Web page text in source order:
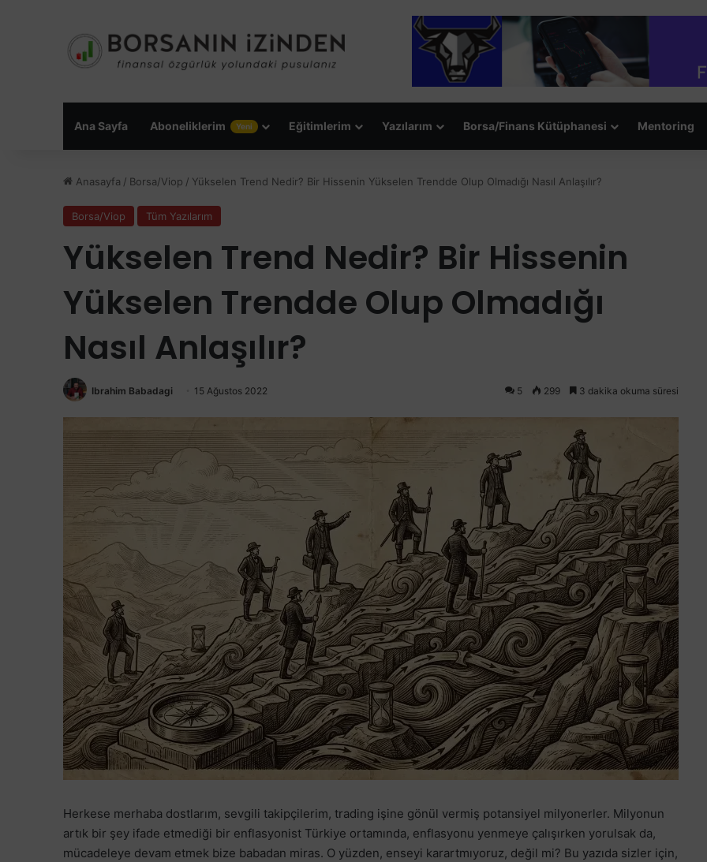
Ana Sayfa Aboneliklerim Yeni Eğitimlerim Yazılarım Borsa/Finans Kütüphanesi Mentoring
Anasayfa / Borsa/Viop / Yükselen Trend Nedir? Bir Hissenin Yükselen Trendde Olup Olmadığı Nasıl Anlaşılır?
Borsa/Viop Tüm Yazılarım
Yükselen Trend Nedir? Bir Hissenin
Yükselen Trendde Olup Olmadığı
Nasıl Anlaşılır?
Ibrahim Babadagi 15 Ağustos 2022 5 299 3 dakika okuma süresi
Herkese merhaba dostlarım, sevgili takipçilerim, trading işine gönül vermiş potansiyel milyonerler. Milyonun
artık bir şey ifade etmediği bir enflasyonist Türkiye ortamında, enflasyonu yenmeye çalışırken yorulsak da,
mücadeleye devam etmek bize babadan miras. O yüzden, enseyi karartmıyoruz, değil mi? Bu yazıda sizler için,